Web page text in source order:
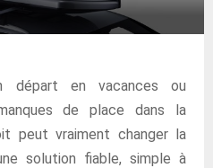
départ en vacances ou
de place dans la
peut vraiment changer la
solution fiable, simple à